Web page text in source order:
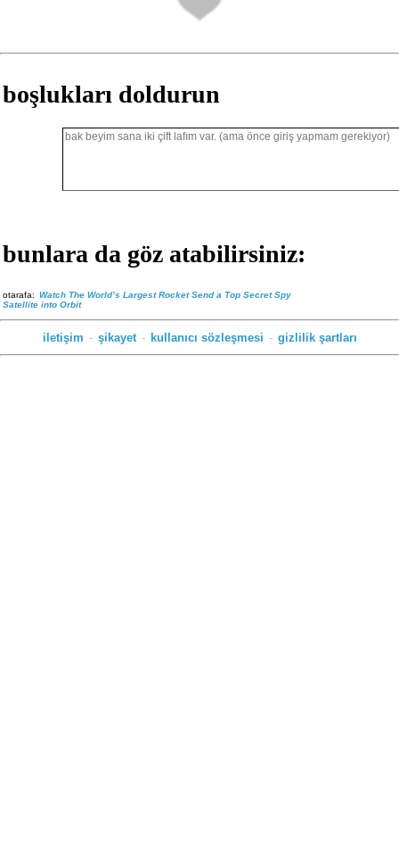
boşlukları doldurun
bunlara da göz atabilirsiniz:
otarafa: Watch The World’s Largest Rocket Send a Top Secret Spy
Satellite into Orbit
iletişim - şikayet - kullanıcı sözleşmesi - gizlilik şartları